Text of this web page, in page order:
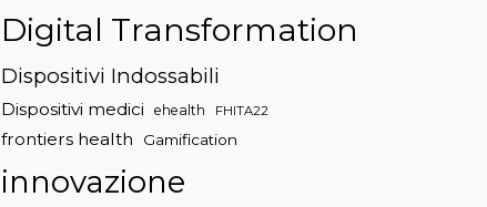
Digital Transformation
Dispositivi Indossabili
Dispositivi medici ehealth FHITA22
frontiers health Gamification
innovazione